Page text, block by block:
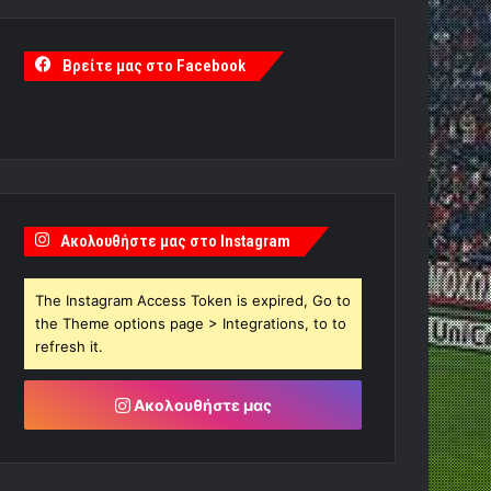
Βρείτε μας στο Facebook
Ακολουθήστε μας στο Instagram
The Instagram Access Token is expired, Go to
the Theme options page > Integrations, to to
refresh it.
Ακολουθήστε μας